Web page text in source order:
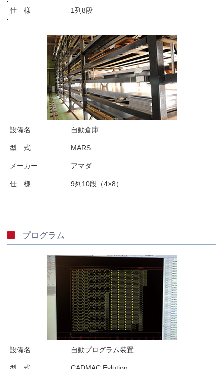
仕 様 1列8段
設備名 自動倉庫
型 式 MARS
メーカー アマダ
仕 様 9列10段（4×8）
プログラム
設備名 自動プログラム装置